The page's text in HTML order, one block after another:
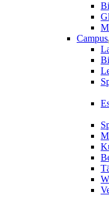
Campus